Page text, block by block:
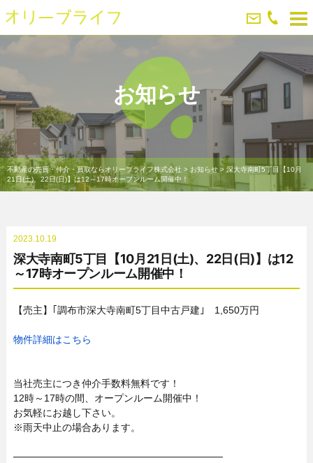
お知らせ
不動産の売買・仲介・買取ならオリーブライフ株式会社 > お知らせ>深大寺南町5丁目【10月
21日(土)、22日(日)】は12～17時オープンルーム開催中！
2023.10.19
深大寺南町5丁目【10月21日(土)、22日(日)】は12
～17時オープンルーム開催中！
【売主】｢調布市深大寺南町5丁目中古戸建｣ 1,650万円
物件詳細はこちら
当社売主につき仲介手数料無料です！
12時～17時の間、オープンルーム開催中！
お気軽にお越し下さい。
※雨天中止の場合あります。
──────────────────────────────